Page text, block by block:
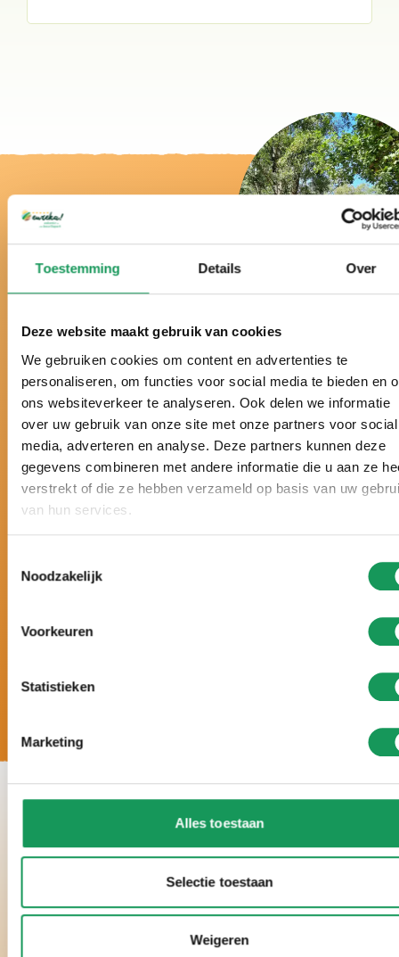
Toestemming Details Over
Deze website maakt gebruik van cookies
We gebruiken cookies om content en advertenties te
personaliseren, om functies voor social media te bieden en
ons websiteverkeer te analyseren. Ook delen we informatie
over uw gebruik van onze site met onze partners voor social
media, adverteren en analyse. Deze partners kunnen deze
gegevens combineren met andere informatie die u aan ze
verstrekt of die ze hebben verzameld op basis van uw
van hun services.
Noodzakelijk
Voorkeuren
Statistieken
Marketing
Alles toestaan
Selectie toestaan
Weigeren
Bij ons is het echt
vakantie!
Al meer dan 50 jaar hét vakantiepark midden in de
Twentse natuur.
Al drie jaar verkozen tot beste vakantiepark van
Nederland.
Al drie keer bekroond met een gouden Zoover
Award en beoordeeld met 9,5+.
5 sterren luxe: grote villa’s, moderne inrichting,
ruimte rondom de accommodaties.